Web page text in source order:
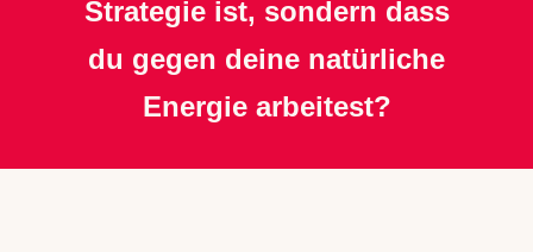
Strategie ist, sondern dass
du gegen deine natürliche
Energie arbeitest?